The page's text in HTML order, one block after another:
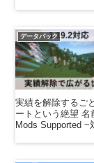
データパック
実績を解除するご
ートという絶望
Mods Supported ~